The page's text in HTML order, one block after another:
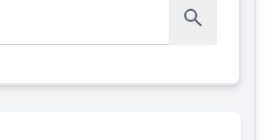
Rechercher